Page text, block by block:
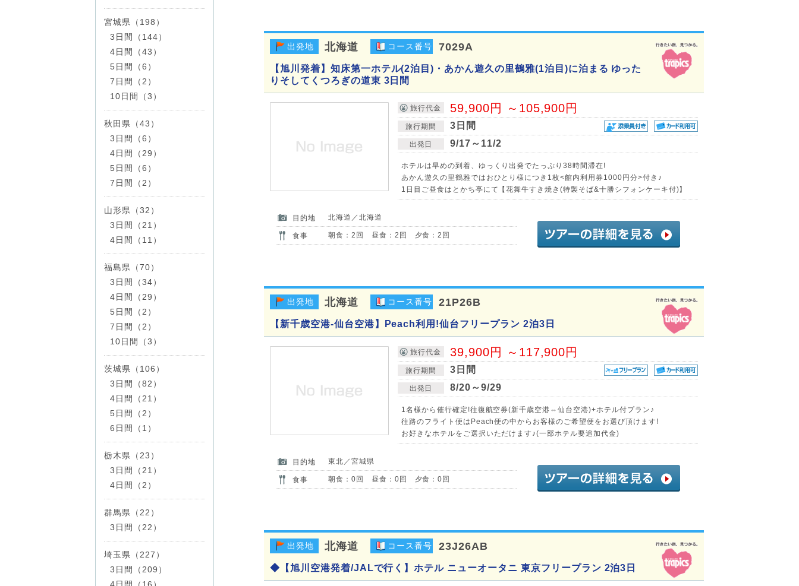
出発地 北海道 コース番号 7029A
【旭川発着】知床第一ホテル(2泊目)・あかん遊久の里鶴雅(1泊目)に泊まる ゆった
りそしてくつろぎの道東 3日間
旅行代金 59,900円 ～105,900円
旅行期間 3日間
出発日 9/17～11/2
ホテルは早めの到着、ゆっくり出発でたっぷり38時間滞在!
あかん遊久の里鶴雅ではおひとり様につき1枚<館内利用券1000円分>付き♪
1日目ご昼食はとかち亭にて【花舞牛すき焼き(特製そば&十勝シフォンケーキ付)】
目的地 北海道／北海道
食事 朝食：2回 昼食：2回 夕食：2回
出発地 北海道 コース番号 21P26B
【新千歳空港-仙台空港】Peach利用!仙台フリープラン 2泊3日
旅行代金 39,900円 ～117,900円
旅行期間 3日間
出発日 8/20～9/29
1名様から催行確定!往復航空券(新千歳空港⇔仙台空港)+ホテル付プラン♪
往路のフライト便はPeach便の中からお客様のご希望便をお選び頂けます!
お好きなホテルをご選択いただけます♪(一部ホテル要追加代金)
目的地 東北／宮城県
食事 朝食：0回 昼食：0回 夕食：0回
出発地 北海道 コース番号 23J26AB
◆【旭川空港発着/JALで行く】ホテル ニューオータニ 東京フリープラン 2泊3日
宮城県（198）
3日間（144）
4日間（43）
5日間（6）
7日間（2）
10日間（3）
秋田県（43）
3日間（6）
4日間（29）
5日間（6）
7日間（2）
山形県（32）
3日間（21）
4日間（11）
福島県（70）
3日間（34）
4日間（29）
5日間（2）
7日間（2）
10日間（3）
茨城県（106）
3日間（82）
4日間（21）
5日間（2）
6日間（1）
栃木県（23）
3日間（21）
4日間（2）
群馬県（22）
3日間（22）
埼玉県（227）
3日間（209）